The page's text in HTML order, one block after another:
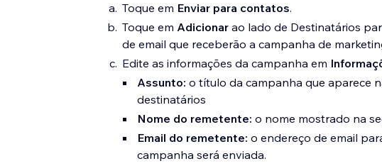
Toque em Enviar para contatos.
Toque em Adicionarao lado de Destinatários
de email que receberão a campanha de
Edite as informações da campanha em
Assunto: o título da campanha que aparece
destinatários
Nome do remetente: o nome mostrado na
Email do remetente: o endereço de email
campanha será enviada.